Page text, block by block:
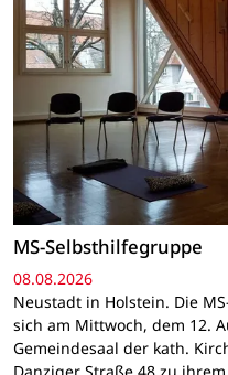
MS-Selbsthilfegruppe
08.08.2026
Neustadt in Holstein. Die
sich am Mittwoch, dem 12.
Gemeindesaal der kath.